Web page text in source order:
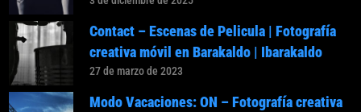
Contact – Escenas de Pelicula | Fotografía
creativa móvil en Barakaldo | Ibarakaldo
27 de marzo de 2023
Modo Vacaciones: ON – Fotografía creativa